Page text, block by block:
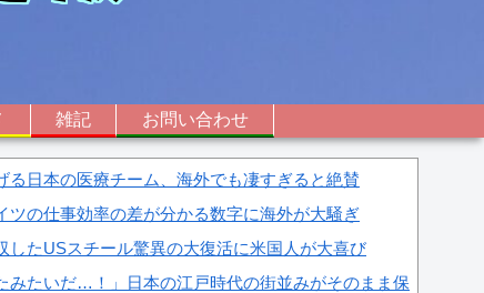
雑記 お問い合わせ
る日本の医療チーム、海外でも凄すぎると絶賛
ツの仕事効率の差が分かる数字に海外が大騒ぎ
したUSスチール驚異の大復活に米国人が大喜び
みたいだ…！」日本の江戸時代の街並みがそのまま保